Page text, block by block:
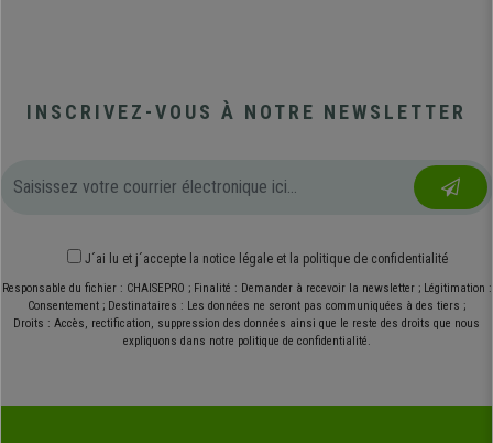
INSCRIVEZ-VOUS À NOTRE NEWSLETTER
J´ai lu et j´accepte la notice légale et la politique de confidentialité
Responsable du fichier : CHAISEPRO ; Finalité : Demander à recevoir la newsletter ; Légitimation :
Consentement ; Destinataires : Les données ne seront pas communiquées à des tiers ;
Droits : Accès, rectification, suppression des données ainsi que le reste des droits que nous
expliquons dans notre politique de confidentialité.